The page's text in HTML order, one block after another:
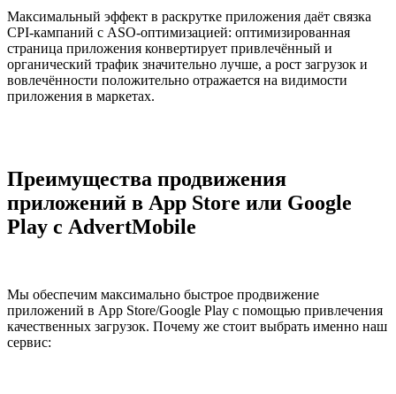
Максимальный эффект в раскрутке приложения даёт связка
CPI-кампаний с ASO-оптимизацией: оптимизированная
страница приложения конвертирует привлечённый и
органический трафик значительно лучше, а рост загрузок и
вовлечённости положительно отражается на видимости
приложения в маркетах.
Преимущества продвижения
приложений в App Store или Google
Play с AdvertMobile
Мы обеспечим максимально быстрое продвижение
приложений в App Store/Google Play с помощью привлечения
качественных загрузок. Почему же стоит выбрать именно наш
сервис: